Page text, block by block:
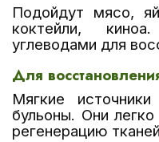
Подойдут мясо,
коктейли,
углеводами для
Для
Мягкие
бульоны. Они
регенерацию